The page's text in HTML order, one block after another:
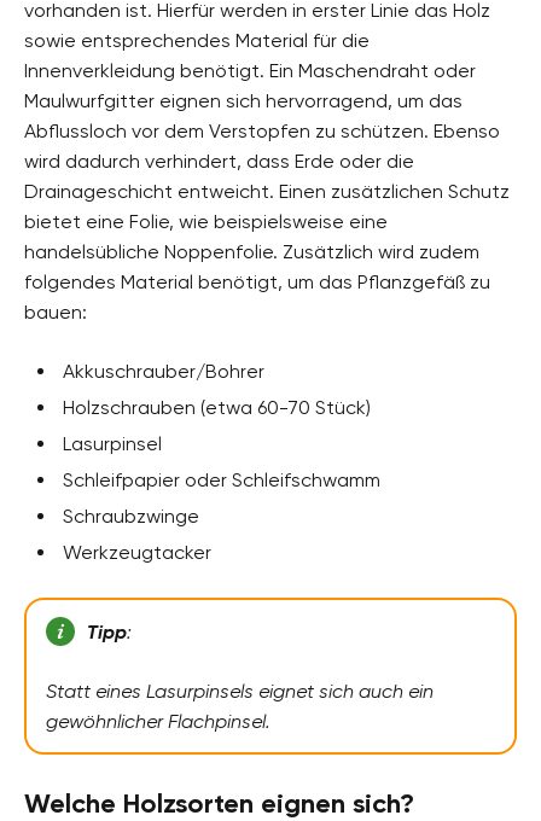
vorhanden ist. Hierfür werden in erster Linie das Holz
sowie entsprechendes Material für die
Innenverkleidung benötigt. Ein Maschendraht oder
Maulwurfgitter eignen sich hervorragend, um das
Abflussloch vor dem Verstopfen zu schützen. Ebenso
wird dadurch verhindert, dass Erde oder die
Drainageschicht entweicht. Einen zusätzlichen Schutz
bietet eine Folie, wie beispielsweise eine
handelsübliche Noppenfolie. Zusätzlich wird zudem
folgendes Material benötigt, um das Pflanzgefäß zu
bauen:
Akkuschrauber/Bohrer
Holzschrauben (etwa 60-70 Stück)
Lasurpinsel
Schleifpapier oder Schleifschwamm
Schraubzwinge
Werkzeugtacker
Tipp:
Statt eines Lasurpinsels eignet sich auch ein
gewöhnlicher Flachpinsel.
Welche Holzsorten eignen sich?